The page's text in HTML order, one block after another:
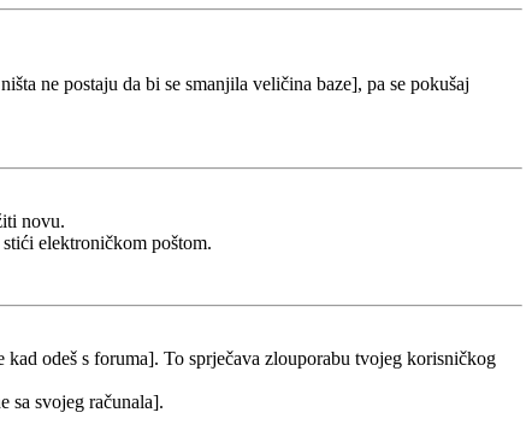
ne postaju da bi se smanjila veličina baze], pa se pokušaj
novu.
elektroničkom poštom.
odeš s foruma]. To sprječava zlouporabu tvojeg korisničkog
sa svojeg računala].